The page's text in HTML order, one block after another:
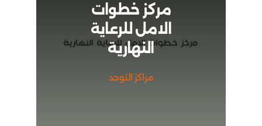
مركز خطوات
الامل للرعاية
النهارية
مراكز التوحد